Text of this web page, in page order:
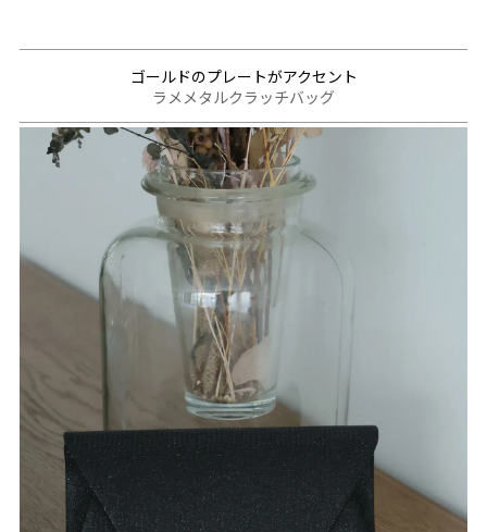
ゴールドのプレートがアクセント
ラメメタルクラッチバッグ